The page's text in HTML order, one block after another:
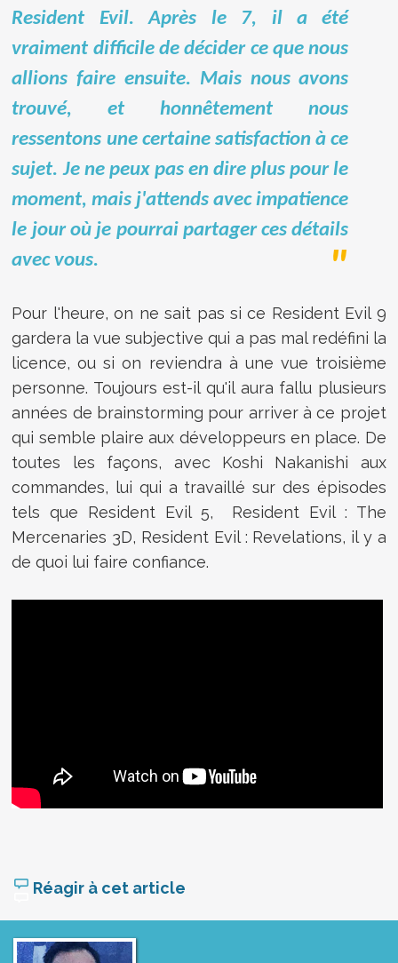
Resident Evil. Après le 7, il a été
vraiment difficile de décider ce que nous
allions faire ensuite. Mais nous avons
trouvé, et honnêtement nous
ressentons une certaine satisfaction à ce
sujet. Je ne peux pas en dire plus pour le
moment, mais j'attends avec impatience
le jour où je pourrai partager ces détails
avec vous.
Pour l'heure, on ne sait pas si ce Resident Evil 9
gardera la vue subjective qui a pas mal redéfini la
licence, ou si on reviendra à une vue troisième
personne. Toujours est-il qu'il aura fallu plusieurs
années de brainstorming pour arriver à ce projet
qui semble plaire aux développeurs en place. De
toutes les façons, avec Koshi Nakanishi aux
commandes, lui qui a travaillé sur des épisodes
tels que Resident Evil 5, Resident Evil : The
Mercenaries 3D, Resident Evil : Revelations, il y a
de quoi lui faire confiance.
Réagir à cet article